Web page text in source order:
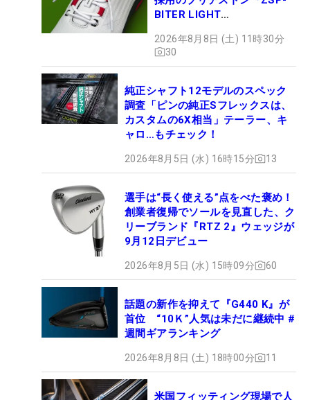
BITER LIGHT
ュー
2026年8月8日 (土) 11時30分
30
純正シャフト12モデルのスペック
調査「ピンの純正Sフレックスは、
カスタムの6X相当」テーラー、キ
ャロ…もチェック！
2026年8月5日 (水) 16時15分 13
選手は“長く使える”点をべた褒め！
創業者復帰でソールを見直した、ク
リーブランド『RTZ 2』ウェッジが
9月12日デビュー
2026年8月5日 (水) 15時09分 60
話題の新作を抑えて『G440 K』が
首位 “10Ｋ”人気は未だに継続中 #
週間ギアランキング
2026年8月8日 (土) 18時00分 11
米国フィッティング現場で人